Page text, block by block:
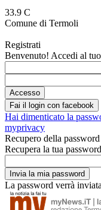
33.9 C
Comune di Termoli
Registrati
Benvenuto! Accedi al
Fai il login con facebook
Hai dimenticato la
myprivacy
Recupero della password
Recupera la tua password
La password verrà